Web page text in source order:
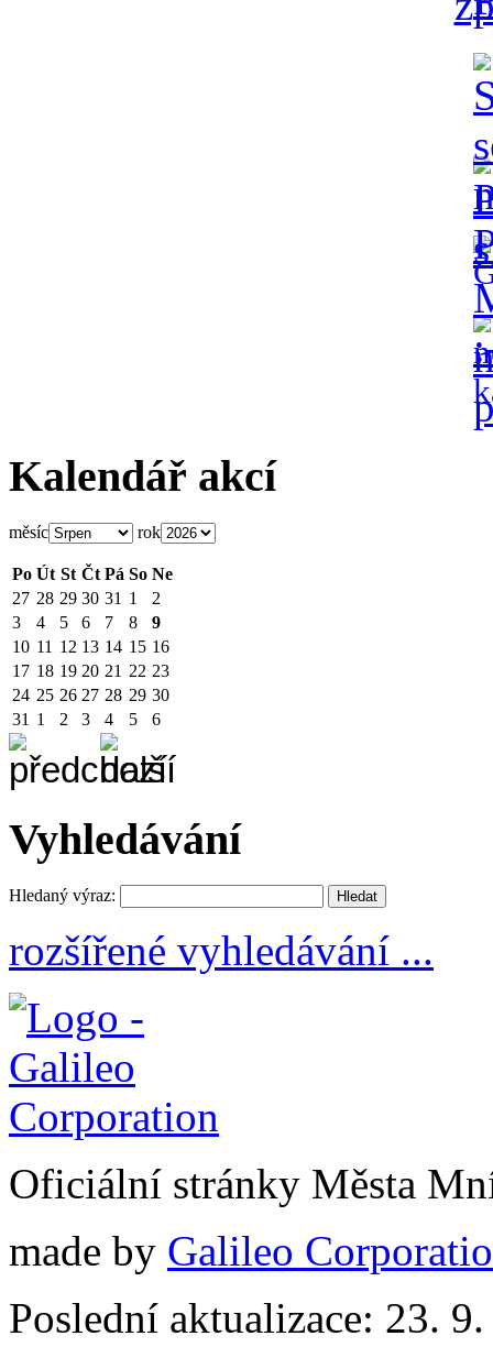
Kalendář akcí
měsíc rok
Po Út St Čt Pá So Ne
27 28 29 30 31 1
2
3
4 5 6 7 8
9
10 11 12 13 14 15 16
17 18 19 20 21 22 23
24 25 26 27 28 29 30
31 1 2 3 4 5 6
Vyhledávání
Hledaný výraz:
rozšířené vyhledávání ...
Oficiální stránky Města
made by Galileo
Poslední aktualizace: 23.